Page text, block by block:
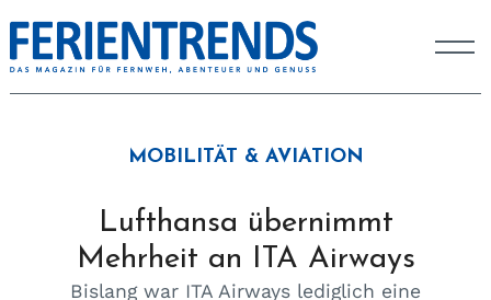
MOBILITÄT & AVIATION
Lufthansa übernimmt
Mehrheit an ITA Airways
Bislang war ITA Airways lediglich eine